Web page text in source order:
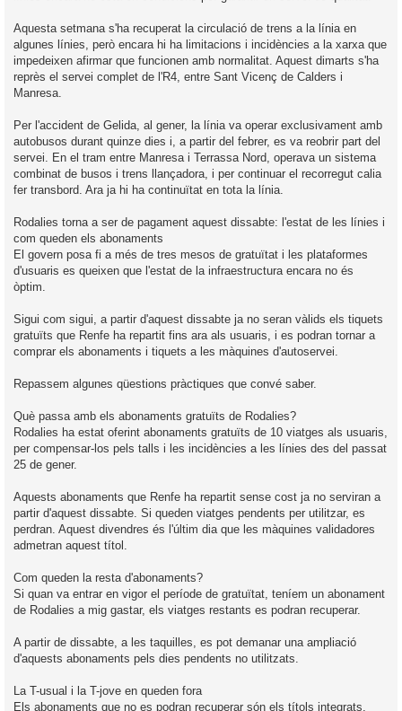
Aquesta setmana s'ha recuperat la circulació de trens a la línia en
algunes línies, però encara hi ha limitacions i incidències a la xarxa que
impedeixen afirmar que funcionen amb normalitat. Aquest dimarts s'ha
reprès el servei complet de l'R4, entre Sant Vicenç de Calders i
Manresa.
Per l'accident de Gelida, al gener, la línia va operar exclusivament amb
autobusos durant quinze dies i, a partir del febrer, es va reobrir part del
servei. En el tram entre Manresa i Terrassa Nord, operava un sistema
combinat de busos i trens llançadora, i per continuar el recorregut calia
fer transbord. Ara ja hi ha continuïtat en tota la línia.
Rodalies torna a ser de pagament aquest dissabte: l'estat de les línies i
com queden els abonaments
El govern posa fi a més de tres mesos de gratuïtat i les plataformes
d'usuaris es queixen que l'estat de la infraestructura encara no és
òptim.
Sigui com sigui, a partir d'aquest dissabte ja no seran vàlids els tiquets
gratuïts que Renfe ha repartit fins ara als usuaris, i es podran tornar a
comprar els abonaments i tiquets a les màquines d'autoservei.
Repassem algunes qüestions pràctiques que convé saber.
Què passa amb els abonaments gratuïts de Rodalies?
Rodalies ha estat oferint abonaments gratuïts de 10 viatges als usuaris,
per compensar-los pels talls i les incidències a les línies des del passat
25 de gener.
Aquests abonaments que Renfe ha repartit sense cost ja no serviran a
partir d'aquest dissabte. Si queden viatges pendents per utilitzar, es
perdran. Aquest divendres és l'últim dia que les màquines validadores
admetran aquest títol.
Com queden la resta d'abonaments?
Si quan va entrar en vigor el període de gratuïtat, teníem un abonament
de Rodalies a mig gastar, els viatges restants es podran recuperar.
A partir de dissabte, a les taquilles, es pot demanar una ampliació
d'aquests abonaments pels dies pendents no utilitzats.
La T-usual i la T-jove en queden fora
Els abonaments que no es podran recuperar són els títols integrats,